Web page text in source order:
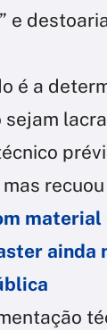
e
é a
recuou
ainda